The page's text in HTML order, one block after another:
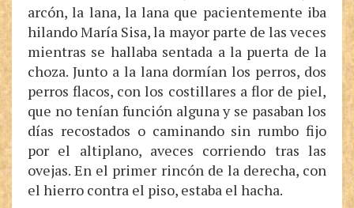
arcón, la lana, la lana que pacientemente iba
hilando María Sisa, la mayor parte de las veces
mientras se hallaba sentada a la puerta de la
choza. Junto a la lana dormían los perros, dos
perros flacos, con los costillares a flor de piel,
que no tenían función alguna y se pasaban los
días recostados o caminando sin rumbo fijo
por el altiplano, aveces corriendo tras las
ovejas. En el primer rincón de la derecha, con
el hierro contra el piso, estaba el hacha.